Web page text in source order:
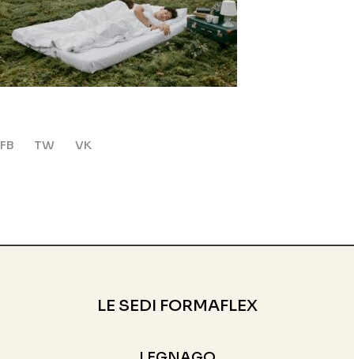
FB TW VK
LE SEDI FORMAFLEX